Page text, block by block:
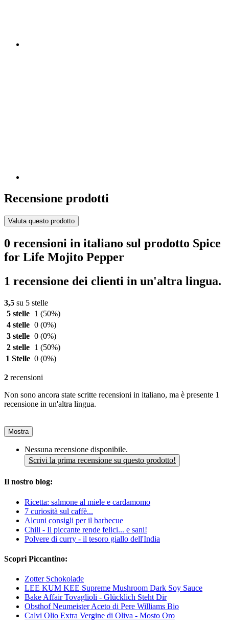
Recensione prodotti
Valuta questo prodotto
0 recensioni in italiano sul prodotto Spice
for Life Mojito Pepper
1 recensione dei clienti in un'altra lingua.
3,5 su 5 stelle
5 stelle
1 (50%)
4 stelle 0 (0%)
3 stelle 0 (0%)
2 stelle
1 (50%)
1 Stelle 0 (0%)
2 recensioni
Non sono ancora state scritte recensioni in italiano, ma è presente 1
recensione in un'altra lingua.
Mostra
Nessuna recensione disponibile.
Scrivi la prima recensione su questo prodotto!
Il nostro blog:
Ricetta: salmone al miele e cardamomo
7 curiosità sul caffè...
Alcuni consigli per il barbecue
Chili - Il piccante rende felici... e sani!
Polvere di curry - il tesoro giallo dell'India
Scopri Piccantino:
Zotter Schokolade
LEE KUM KEE Supreme Mushroom Dark Soy Sauce
Bake Affair Tovaglioli - Glücklich Steht Dir
Obsthof Neumeister Aceto di Pere Williams Bio
Calvi Olio Extra Vergine di Oliva - Mosto Oro